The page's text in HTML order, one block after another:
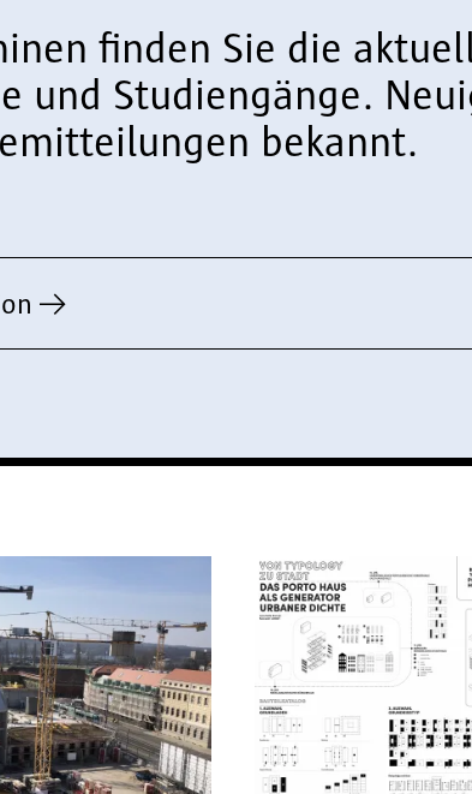
finden Sie die
und Studiengänge.
bekannt.